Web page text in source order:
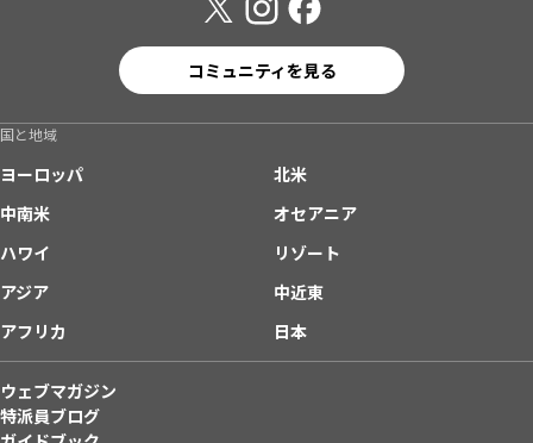
コミュニティを見る
国と地域
ヨーロッパ
北米
中南米
オセアニア
ハワイ
リゾート
アジア
中近東
アフリカ
日本
ウェブマガジン
特派員ブログ